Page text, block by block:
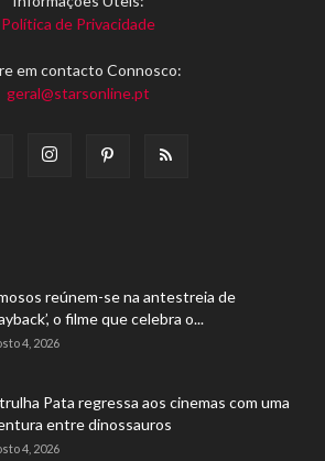
Política de Privacidade
em contacto Connosco:
geral@starsonline.pt
reúnem-se na antestreia de
o filme que celebra o...
4, 2026
Pata regressa aos cinemas com uma
entre dinossauros
4, 2026